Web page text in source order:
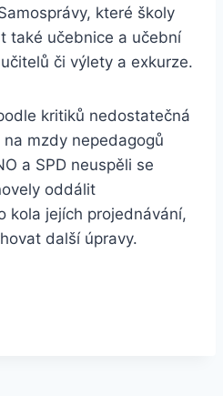
které školy
také učebnice a učební
či výlety a exkurze.
kritiků nedostatečná
mzdy nepedagogů
a SPD neuspěli se
oddálit
kola jejích projednávání,
další úpravy.